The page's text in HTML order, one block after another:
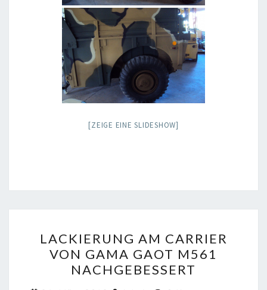
[ZEIGE EINE SLIDESHOW]
AM
CARRIER
VON
LACKIERUNG AM CARRIER
VON GAMA GAOT M561
NACHGEBESSERT